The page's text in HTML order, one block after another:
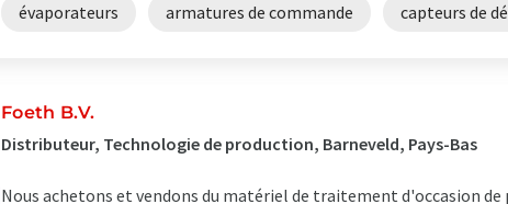
évaporateurs armatures de commande capteurs de
Foeth B.V.
Distributeur, Technologie de production, Barneveld, Pays-Bas
Nous achetons et vendons du matériel de traitement d'occasion